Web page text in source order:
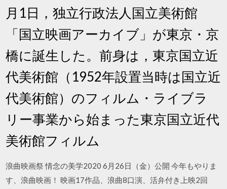
月1日，独立行政法人国立美術館
「国立映画アーカイブ」が東京・京
橋に誕生した。前身は，東京国立近
代美術館（1952年設置当時は国立近
代美術館）のフィルム・ライブラ
リー事業から始まった東京国立近代
美術館フィルム
浪曲映画祭 情念の美学2020 6月26日（金）公開 今年もやりま
す、浪曲映画！ 映画17作品、浪曲8口演、活弁付き上映2回